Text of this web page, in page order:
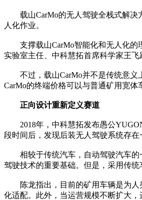
载山CarMo的无人驾驶全栈式解决
人化作业。
支撑载山CarMo智能化和无人化的
实验室主任、中科慧拓首席科学家王
不过，载山CarMo并不是传统意义上
CarMo的终端价格可以与普通矿用宽体
正向设计重新定义赛道
2018年，中科慧拓发布愚公
段时间后，发现后装无人驾驶系统存在
相较于传统汽车，自动驾驶汽车的
驾驶技术的重要基础。但是，采用传
陈龙指出，目前的矿用车辆是为人
化适配。此外，当运营规模不断扩大，